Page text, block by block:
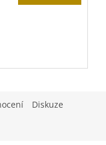
Diskuze